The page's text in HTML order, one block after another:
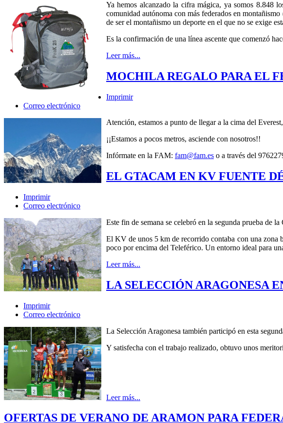
Ya hemos alcanzado la cifra mágica, ya somos 8.848
comunidad autónoma con más federados en
de ser el montañismo un deporte en el que no se exige
Es la confirmación de una línea ascente que comenzó
Leer más...
MOCHILA REGALO PARA EL
Imprimir
Correo electrónico
Atención, estamos a punto de llegar a la cima del
¡¡Estamos a pocos metros, asciende con nosotros!!
Infórmate en la FAM: fam@fam.es o a través del
EL GTACAM EN KV FUENTE
Imprimir
Correo electrónico
Este fin de semana se celebró en la segunda prueba de
El KV de unos 5 km de recorrido contaba con una zona
poco por encima del Teleférico. Un entorno ideal para
Leer más...
LA SELECCIÓN ARAGONESA
Imprimir
Correo electrónico
La Selección Aragonesa también participó en esta
Y satisfecha con el trabajo realizado, obtuvo unos
Leer más...
OFERTAS DE VERANO DE ARAMON PARA